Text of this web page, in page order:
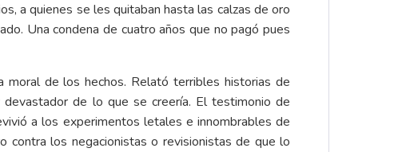
a quienes se les quitaban hasta las calzas de oro
Una condena de cuatro años que no pagó pues
moral de los hechos. Relató terribles historias de
de lo que se creería. El testimonio de
a los experimentos letales e innombrables de
contra los negacionistas o revisionistas de que lo